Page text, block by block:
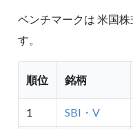
ベンチマークは 米国
す。
順位 銘柄
1 SBI・V